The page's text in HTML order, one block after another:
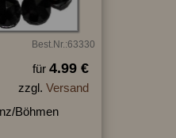
Best.Nr.:63330
für 4.99 €
zzgl. Versand
Böhmen